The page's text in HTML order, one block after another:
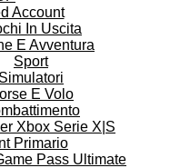
Account
In Uscita
E Avventura
Sport
Simulatori‬
E Volo
Xbox Serie X|S
Primario
Pass Ultimate